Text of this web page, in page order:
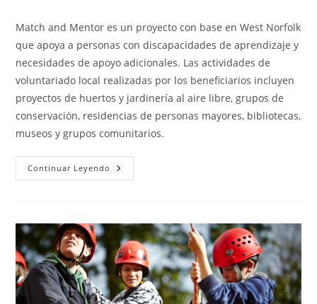
la
Match and Mentor es un proyecto con base en West Norfolk
que apoya a personas con discapacidades de aprendizaje y
necesidades de apoyo adicionales. Las actividades de
voluntariado local realizadas por los beneficiarios incluyen
proyectos de huertos y jardinería al aire libre, grupos de
conservación, residencias de personas mayores, bibliotecas,
museos y grupos comunitarios.
Continuar Leyendo Match
And